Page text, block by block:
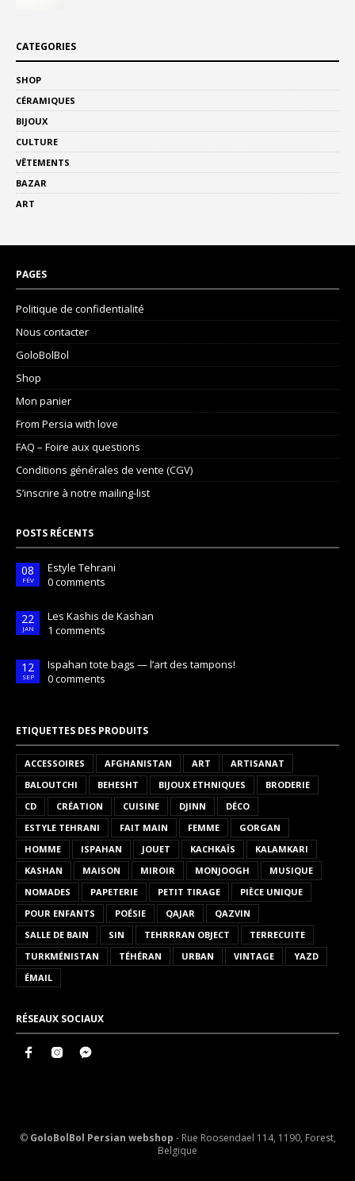
CATEGORIES
SHOP
CÉRAMIQUES
BIJOUX
CULTURE
VÊTEMENTS
BAZAR
ART
PAGES
Politique de confidentialité
Nous contacter
GoloBolBol
Shop
Mon panier
From Persia with love
FAQ – Foire aux questions
Conditions générales de vente (CGV)
S’inscrire à notre mailing-list
POSTS RÉCENTS
08
FÉV
Estyle Tehrani
0 comments
22
JAN
Les Kashis de Kashan
1 comments
12
SEP
Ispahan tote bags — l’art des tampons!
0 comments
ETIQUETTES DES PRODUITS
ACCESSOIRES AFGHANISTAN ART
ARTISANAT
BALOUTCHI
BEHESHT BIJOUX ETHNIQUES
BRODERIE
CD
CRÉATION CUISINE DJINN
DÉCO
ESTYLE TEHRANI
FAIT MAIN FEMME
GORGAN
HOMME
ISPAHAN JOUET KACHKAÏS
KALAMKARI
KASHAN
MAISON MIROIR MONJOOGH
MUSIQUE
NOMADES
PAPETERIE PETIT TIRAGE
PIÈCE UNIQUE
POUR ENFANTS
POÉSIE QAJAR
QAZVIN
SALLE DE BAIN
SIN TEHRRRAN OBJECT
TERRECUITE
TURKMÉNISTAN
TÉHÉRAN URBAN VINTAGE
YAZD
ÉMAIL
RÉSEAUX SOCIAUX
© GoloBolBol Persian webshop - Rue Roosendael 114, 1190, Forest,
Belgique